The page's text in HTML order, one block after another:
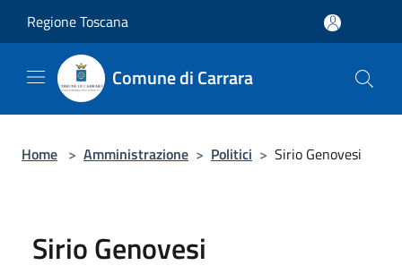
Regione Toscana
Comune di Carrara
Home > Amministrazione > Politici > Sirio Genovesi
Sirio Genovesi